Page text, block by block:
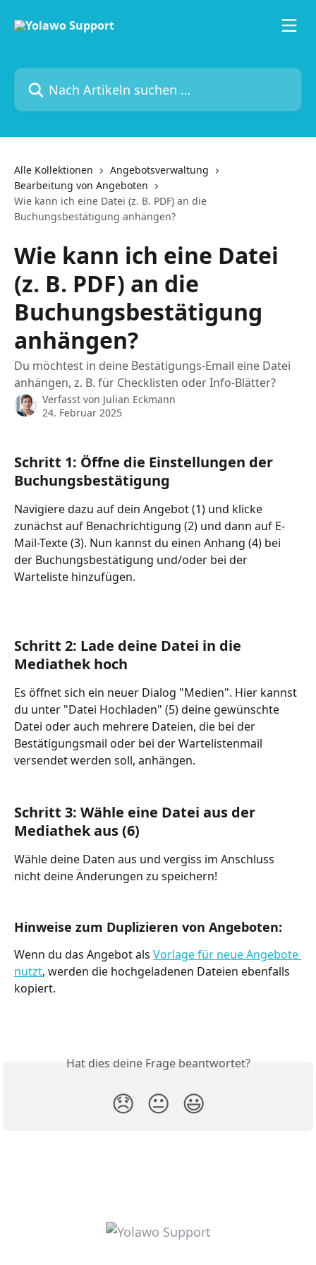
Nach Artikeln suchen …
Alle Kollektionen
Angebotsverwaltung
Bearbeitung von Angeboten
Wie kann ich eine Datei (z. B. PDF) an die
Buchungsbestätigung anhängen?
Wie kann ich eine Datei
(z. B. PDF) an die
Buchungsbestätigung
anhängen?
Du möchtest in deine Bestätigungs-Email eine Datei
anhängen, z. B. für Checklisten oder Info-Blätter?
Verfasst von Julian Eckmann
24. Februar 2025
Schritt 1: Öffne die Einstellungen der
Buchungsbestätigung
Navigiere dazu auf dein Angebot (1) und klicke
zunächst auf Benachrichtigung (2) und dann auf E-
Mail-Texte (3). Nun kannst du einen Anhang (4) bei
der Buchungsbestätigung und/oder bei der
Warteliste hinzufügen.
Schritt 2: Lade deine Datei in die
Mediathek hoch
Es öffnet sich ein neuer Dialog "Medien". Hier kannst
du unter "Datei Hochladen" (5) deine gewünschte
Datei oder auch mehrere Dateien, die bei der
Bestätigungsmail oder bei der Wartelistenmail
versendet werden soll, anhängen.
Schritt 3: Wähle eine Datei aus der
Mediathek aus (6)
Wähle deine Daten aus und vergiss im Anschluss
nicht deine Änderungen zu speichern!
Hinweise zum Duplizieren von Angeboten:
Wenn du das Angebot als Vorlage für neue Angebote
nutzt, werden die hochgeladenen Dateien ebenfalls
kopiert.
Hat dies deine Frage beantwortet?
😞 😐 😃